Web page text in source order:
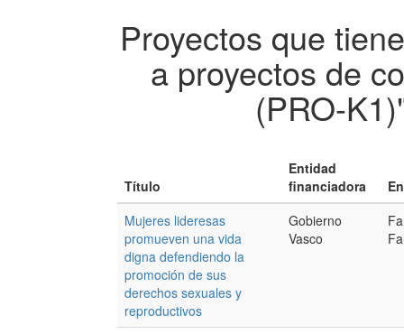
Proyectos que
a proyectos de
(PRO-
Título
Entidad
financiadora
Mujeres lideresas
promueven una vida
digna defendiendo la
promoción de sus
derechos sexuales y
reproductivos
Gobierno
Vasco